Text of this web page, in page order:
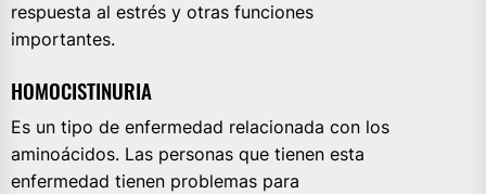
respuesta al estrés y otras funciones
importantes.
HOMOCISTINURIA
Es un tipo de enfermedad relacionada con los
aminoácidos. Las personas que tienen esta
enfermedad tienen problemas para